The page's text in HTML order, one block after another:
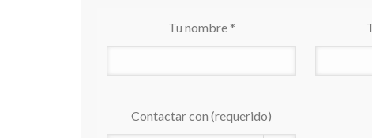
Tu nombre *
Contactar con (requerido)